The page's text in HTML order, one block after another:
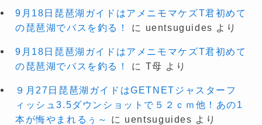
9月18日琵琶湖ガイドはアメニモマケズT君初めて
の琵琶湖でバスを釣る！
に uentsuguides より
9月18日琵琶湖ガイドはアメニモマケズT君初めて
の琵琶湖でバスを釣る！
に T母 より
９月27日琵琶湖ガイドはGETNETジャスターフ
ィッシュ3.5ダウンショットで５２ｃｍ他！あの1
本が悔やまれるぅ～
に uentsuguides より